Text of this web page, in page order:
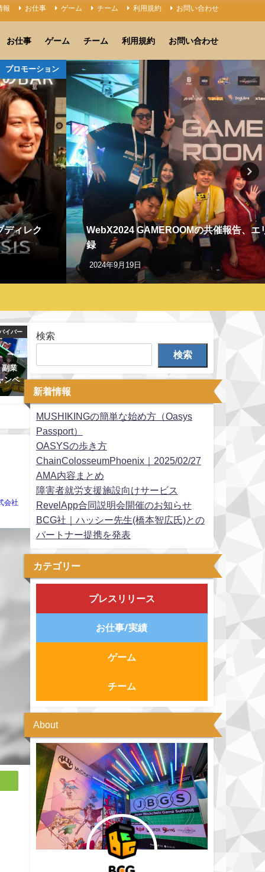
報 お仕事 ゲーム チーム 利用規約 お問い合わせ
お仕事 ゲーム チーム 利用規約 お問い合わせ
プロモーション
ディレク
WebX2024 GAMEROOMの共催報告、
録
2024年9月19日
イバー
副業
ンペ
会社
検索
検索
新着情報
MUSHIKINGの簡単な始め方（Oasys
Passport）
OASYSの歩き方
ChainColosseumPhoenix｜2025/02/27
AMA内容まとめ
障害者就労支援施設向けサービス
RevelApp合同説明会開催のお知らせ
BCG社｜ハッシー先生(橋本智広氏)との
パートナー提携を発表
カテゴリー
プレスリリース
お仕事/実績
ゲーム
チーム
About